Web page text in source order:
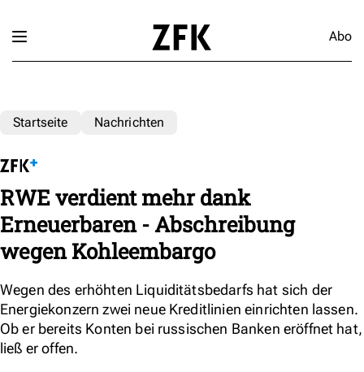
Abo
Startseite Nachrichten
RWE verdient mehr dank
Erneuerbaren - Abschreibung
wegen Kohleembargo
Wegen des erhöhten Liquiditätsbedarfs hat sich der
Energiekonzern zwei neue Kreditlinien einrichten lassen.
Ob er bereits Konten bei russischen Banken eröffnet hat,
ließ er offen.